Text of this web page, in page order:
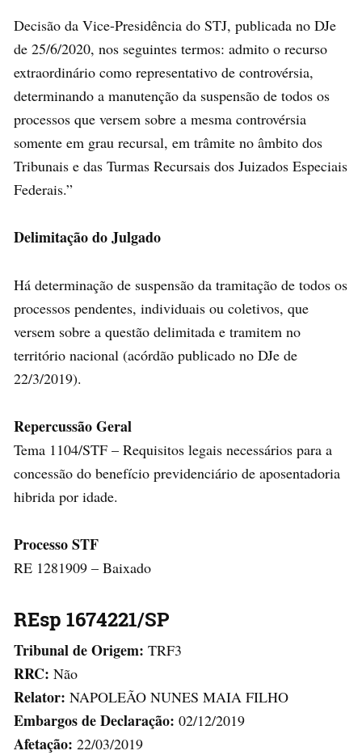
Decisão da Vice-Presidência do STJ, publicada no DJe
de 25/6/2020, nos seguintes termos: admito o recurso
extraordinário como representativo de controvérsia,
determinando a manutenção da suspensão de todos os
processos que versem sobre a mesma controvérsia
somente em grau recursal, em trâmite no âmbito dos
Tribunais e das Turmas Recursais dos Juizados Especiais
Federais.”
Delimitação do Julgado
Há determinação de suspensão da tramitação de todos os
processos pendentes, individuais ou coletivos, que
versem sobre a questão delimitada e tramitem no
território nacional (acórdão publicado no DJe de
22/3/2019).
Repercussão Geral
Tema 1104/STF – Requisitos legais necessários para a
concessão do benefício previdenciário de aposentadoria
hibrida por idade.
Processo STF
RE 1281909 – Baixado
REsp 1674221/SP
Tribunal de Origem: TRF3
RRC: Não
Relator: NAPOLEÃO NUNES MAIA FILHO
Embargos de Declaração: 02/12/2019
Afetação: 22/03/2019